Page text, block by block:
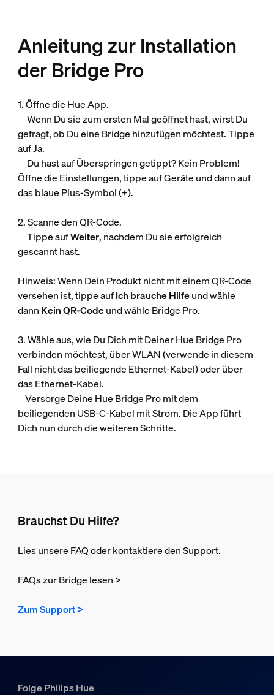
Anleitung zur Installation
der Bridge Pro
1. Öffne die Hue App.
Wenn Du sie zum ersten Mal geöffnet hast, wirst Du
gefragt, ob Du eine Bridge hinzufügen möchtest. Tippe
auf Ja.
Du hast auf Überspringen getippt? Kein Problem!
Öffne die Einstellungen, tippe auf Geräte und dann auf
das blaue Plus-Symbol (+).
2. Scanne den QR-Code.
Tippe aufWeiter, nachdem Du sie erfolgreich
gescannt hast.
Hinweis: Wenn Dein Produkt nicht mit einem QR-Code
versehen ist, tippe aufIch brauche Hilfeund wähle
dann Kein QR-Codeund wähle Bridge Pro.
3. Wähle aus, wie Du Dich mit Deiner Hue Bridge Pro
verbinden möchtest, über WLAN (verwende in diesem
Fall nicht das beiliegende Ethernet-Kabel) oder über
das Ethernet-Kabel.
Versorge Deine Hue Bridge Pro mit dem
beiliegenden USB-C-Kabel mit Strom. Die App führt
Dich nun durch die weiteren Schritte.
Brauchst Du Hilfe?
Lies unsere FAQ oder kontaktiere den Support.
FAQs zur Bridge lesen >
Zum Support >
Folge Philips Hue